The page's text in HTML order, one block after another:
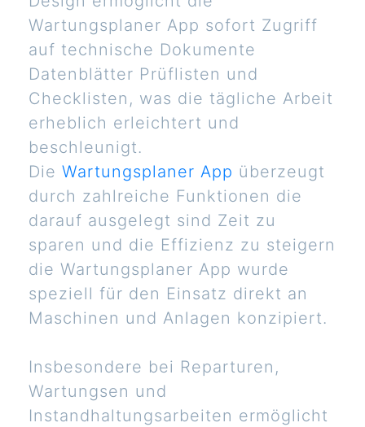
Wartungsplaner App sofort Zugriff
auf technische Dokumente
Datenblätter Prüflisten und
Checklisten, was die tägliche Arbeit
erheblich erleichtert und
beschleunigt.
Die Wartungsplaner App überzeugt
durch zahlreiche Funktionen die
darauf ausgelegt sind Zeit zu
sparen und die Effizienz zu steigern
die Wartungsplaner App wurde
speziell für den Einsatz direkt an
Maschinen und Anlagen konzipiert.
Insbesondere bei Reparturen,
Wartungsen und
Instandhaltungsarbeiten ermöglicht